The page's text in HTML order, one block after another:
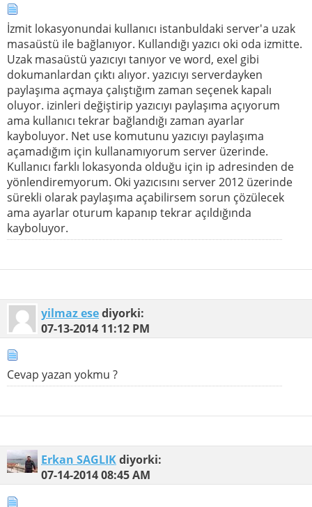
İzmit lokasyonundai kullanıcı istanbuldaki server'a uzak
masaüstü ile bağlanıyor. Kullandığı yazıcı oki oda izmitte.
Uzak masaüstü yazıcıyı tanıyor ve word, exel gibi
dokumanlardan çıktı alıyor. yazıcıyı serverdayken
paylaşıma açmaya çalıştığım zaman seçenek kapalı
oluyor. izinleri değiştirip yazıcıyı paylaşıma açıyorum
ama kullanıcı tekrar bağlandığı zaman ayarlar
kayboluyor. Net use komutunu yazıcıyı paylaşıma
açamadığım için kullanamıyorum server üzerinde.
Kullanıcı farklı lokasyonda olduğu için ip adresinden de
yönlendiremyorum. Oki yazıcısını server 2012 üzerinde
sürekli olarak paylaşıma açabilirsem sorun çözülecek
ama ayarlar oturum kapanıp tekrar açıldığında
kayboluyor.
yilmaz esediyorki:
07-13-2014 11:12 PM
Cevap yazan yokmu ?
Erkan SAGLIKdiyorki:
07-14-201408:45 AM